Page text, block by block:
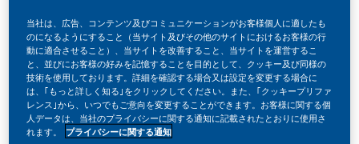
22 July 2025
当社は、広告、コンテンツ及びコミュニケーションがお客様個人に適したも
のになるようにすること（当サイト及びその他のサイトにおけるお客様の行
動に適合させること）、当サイトを改善すること、当サイトを運営するこ
と、並びにお客様の好みを記憶することを目的として、クッキー及び同様の
技術を使用しております。詳細を確認する場合又は設定を変更する場合に
は、｢もっと詳しく知る｣をクリックしてください。また、｢クッキープリファ
レンス｣から、いつでもご意向を変更することができます。お客様に関する個
人データは、当社のプライバシーに関する通知に記載されたとおりに使用さ
れます。
プライバシーに関する通知